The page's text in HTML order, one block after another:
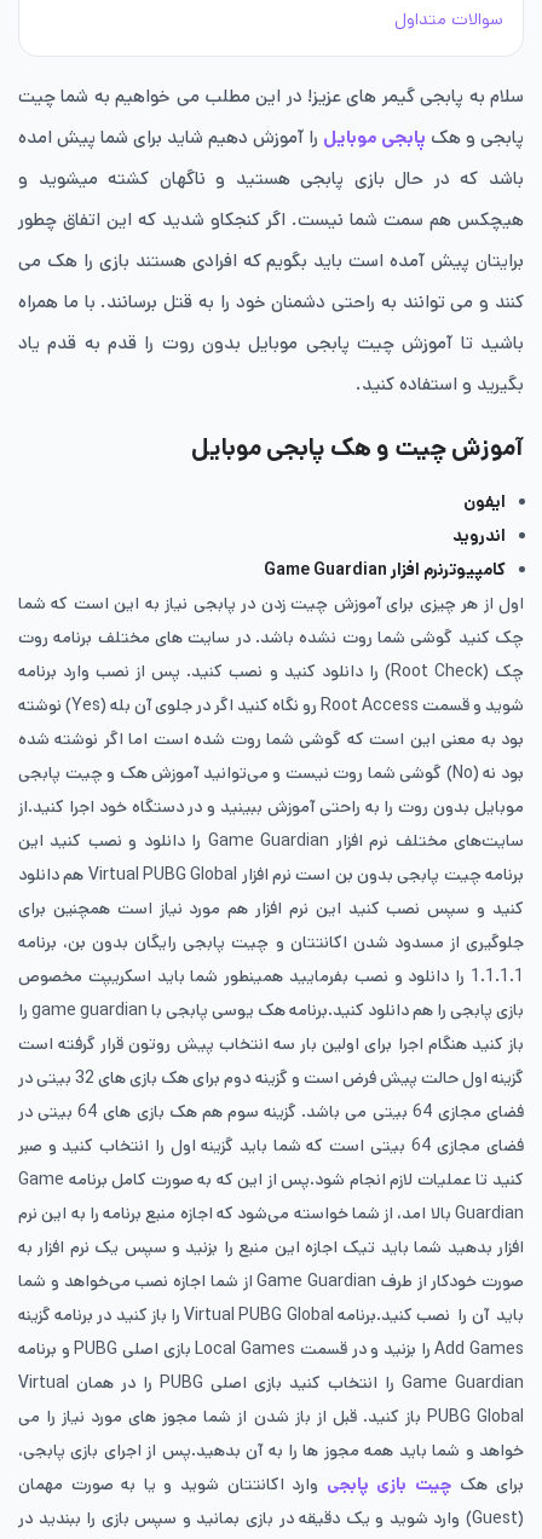
سوالات متداول
سلام به پابجی گیمر های عزیز! در این مطلب می خواهیم به شما چیت
پابجی و هک پابجی موبایل را آموزش دهیم شاید برای شما پیش امده
باشد که در حال بازی پابجی هستید و ناگهان کشته میشوید و
هیچکس هم سمت شما نیست. اگر کنجکاو شدید که این اتفاق چطور
برایتان پیش آمده است باید بگویم که افرادی هستند بازی را هک می
کنند و می توانند به راحتی دشمنان خود را به قتل برسانند. با ما همراه
باشید تا آموزش چیت پابجی موبایل بدون روت را قدم به قدم یاد
بگیرید و استفاده کنید.
آموزش چیت و هک پابجی موبایل
ایفون
اندروید
کامپیوترنرم افزار Game Guardian
اول از هر چیزی برای آموزش چیت زدن در پابجی نیاز به این است که شما
چک کنید گوشی شما روت نشده باشد. در سایت های مختلف برنامه روت
چک (Root Check) را دانلود کنید و نصب کنید. پس از نصب وارد برنامه
شوید و قسمت Root Access رو نگاه کنید اگر در جلوی آن بله (Yes) نوشته
بود به معنی این است که گوشی شما روت شده است اما اگر نوشته شده
بود نه (No) گوشی شما روت نیست و می‌توانید آموزش هک و چیت پابجی
موبایل بدون روت را به راحتی آموزش ببینید و در دستگاه خود اجرا کنید.از
سایت‌های مختلف نرم افزار Game Guardian را دانلود و نصب کنید این
برنامه چیت پابجی بدون بن است نرم افزار Virtual PUBG Global هم دانلود
کنید و سپس نصب کنید این نرم افزار هم مورد نیاز است همچنین برای
جلوگیری از مسدود شدن اکانتتان و چیت پابجی رایگان بدون بن، برنامه
1.1.1.1 را دانلود و نصب بفرمایید همینطور شما باید اسکریپت مخصوص
بازی پابجی را هم دانلود کنید.برنامه هک یوسی پابجی با game guardian را
باز کنید هنگام اجرا برای اولین بار سه انتخاب پیش روتون قرار گرفته است
گزینه اول حالت پیش فرض است و گزینه دوم برای هک بازی های 32 بیتی در
فضای مجازی 64 بیتی می باشد. گزینه سوم هم هک بازی های 64 بیتی در
فضای مجازی 64 بیتی است که شما باید گزینه اول را انتخاب کنید و صبر
کنید تا عملیات لازم انجام شود.پس از این که به صورت کامل برنامه Game
Guardian بالا امد، از شما خواسته می‌شود که اجازه منبع برنامه را به این نرم
افزار بدهید شما باید تیک اجازه این منبع را بزنید و سپس یک نرم افزار به
صورت خودکار از طرف Game Guardian از شما اجازه نصب می‌خواهد و شما
باید آن را نصب کنید.برنامه Virtual PUBG Global را باز کنید در برنامه گزینه
Add Games را بزنید و در قسمت Local Games بازی اصلی PUBG و برنامه
Game Guardian را انتخاب کنید بازی اصلی PUBG را در همان Virtual
PUBG Global باز کنید. قبل از باز شدن از شما مجوز های مورد نیاز را می
خواهد و شما باید همه مجوز ها را به آن بدهید.پس از اجرای بازی پابجی،
برای هک چیت بازی پابجی وارد اکانتتان شوید و یا به صورت مهمان
(Guest) وارد شوید و یک دقیقه در بازی بمانید و سپس بازی را ببندید در